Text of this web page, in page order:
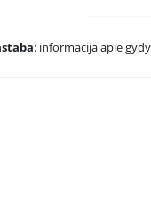
: informacija apie